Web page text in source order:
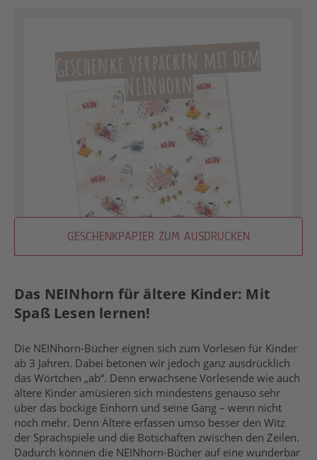
Geschenke verpacken mit dem
NEINhorn
GESCHENKPAPIER ZUM AUSDRUCKEN
Das NEINhorn für ältere Kinder: Mit
Spaß Lesen lernen!
Die NEINhorn-Bücher eignen sich zum Vorlesen für Kinder
ab 3 Jahren. Dabei betonen wir jedoch ganz ausdrücklich
das Wörtchen „ab“. Denn erwachsene Vorlesende wie auch
ältere Kinder amüsieren sich mindestens genauso sehr
über das bockige Einhorn und seine Gang – wenn nicht
noch mehr. Denn Ältere erfassen umso besser den Witz
der Sprachspiele und die Botschaften zwischen den Zeilen.
Dadurch können die NEINhorn-Bücher auf eine wunderbar